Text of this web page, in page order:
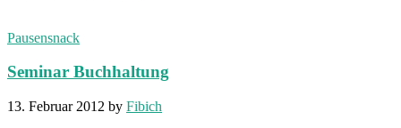
Pausensnack
Seminar Buchhaltung
13. Februar 2012 by Fibich